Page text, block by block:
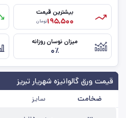
ضخامت
کارخانه
بیشترین قیمت
۱۹۵,۵۰۰تومان
میزان نوسان روزانه
۰٪
قیمت ورق گالوانیزه شهریار تبریز
ضخامت سایز